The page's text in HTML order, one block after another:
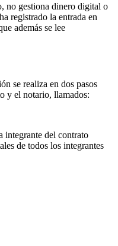
no gestiona dinero digital o
registrado la entrada en
además se lee
se realiza en dos pasos
y el notario, llamados:
integrante del contrato
de todos los integrantes